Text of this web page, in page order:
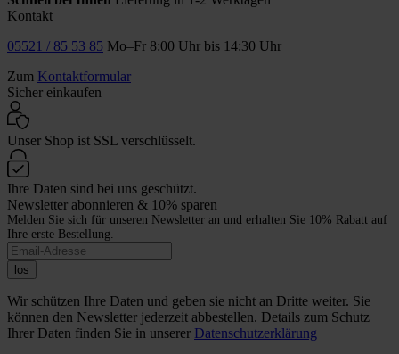
Kontakt
05521 / 85 53 85 Mo–Fr 8:00 Uhr bis 14:30 Uhr
Zum Kontaktformular
Sicher einkaufen
Unser Shop ist SSL verschlüsselt.
Ihre Daten sind bei uns geschützt.
Newsletter abonnieren & 10% sparen
Melden Sie sich für unseren Newsletter an und erhalten Sie 10% Rabatt auf
Ihre erste Bestellung.
los
Wir schützen Ihre Daten und geben sie nicht an Dritte weiter. Sie
können den Newsletter jederzeit abbestellen. Details zum Schutz
Ihrer Daten finden Sie in unserer Datenschutzerklärung